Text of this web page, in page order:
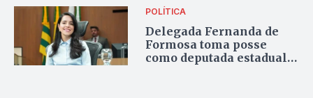
POLÍTICA
Delegada Fernanda de
Formosa toma posse
como deputada estadual